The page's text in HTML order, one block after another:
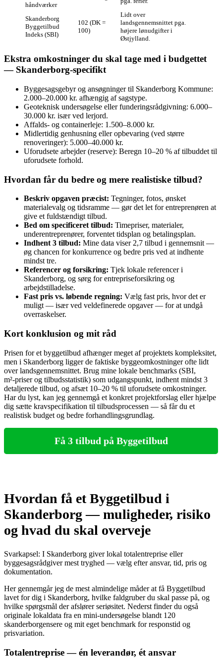
håndværker
Skanderborg
Byggetilbud
Indeks (SBI)
102 (DK =
100)
Lidt over
landsgennemsnittet pga.
højere lønudgifter i
Østjylland.
Ekstra omkostninger du skal tage med i budgettet
— Skanderborg‑specifikt
Byggesagsgebyr og ansøgninger til Skanderborg Kommune:
2.000–20.000 kr. afhængig af sagstype.
Geoteknisk undersøgelse eller funderingsrådgivning: 6.000–
30.000 kr. især ved lerjord.
Affalds- og containerleje: 1.500–8.000 kr.
Midlertidig genhusning eller opbevaring (ved større
renoveringer): 5.000–40.000 kr.
Uforudsete arbejder (reserve): Beregn 10–20 % af tilbuddet til
uforudsete forhold.
Hvordan får du bedre og mere realistiske tilbud?
Beskriv opgaven præcist: Tegninger, fotos, ønsket
materialevalg og tidsramme — gør det let for entreprenøren at
give et fuldstændigt tilbud.
Bed om specificeret tilbud: Timepriser, materialer,
underentreprenører, forventet tidsplan og betalingsplan.
Indhent 3 tilbud: Mine data viser 2,7 tilbud i gennemsnit —
øg chancen for konkurrence og bedre pris ved at indhente
mindst tre.
Referencer og forsikring: Tjek lokale referencer i
Skanderborg, og sørg for entrepriseforsikring og
arbejdstilladelse.
Fast pris vs. løbende regning: Vælg fast pris, hvor det er
muligt — især ved veldefinerede opgaver — for at undgå
overraskelser.
Kort konklusion og mit råd
Prisen for et byggetilbud afhænger meget af projektets kompleksitet,
men i Skanderborg ligger de faktiske byggeomkostninger ofte lidt
over landsgennemsnittet. Brug mine lokale benchmarks (SBI,
m²‑priser og tilbudsstatistik) som udgangspunkt, indhent mindst 3
detaljerede tilbud, og afsæt 10–20 % til uforudsete omkostninger.
Har du lyst, kan jeg gennemgå et konkret projektforslag eller hjælpe
dig sætte kravspecifikation til tilbudsprocessen — så får du et
realistisk budget og bedre forhandlingsgrundlag.
Få 3 tilbud på Byggetilbud
Hvordan få et Byggetilbud i
Skanderborg — muligheder, risiko
og hvad du skal overveje
Svarkapsel: I Skanderborg giver lokal totalentreprise eller
byggesagsrådgiver mest tryghed — vælg efter ansvar, tid, pris og
dokumentation.
Her gennemgår jeg de mest almindelige måder at få Byggetilbud
lavet for dig i Skanderborg, hvilke faldgruber du skal passe på, og
hvilke spørgsmål der afslører seriøsitet. Nederst finder du også
originale lokaldata fra en mini‑undersøgelse blandt 120
skanderborgensere og mit eget benchmark for responstid og
prisvariation.
Totalentreprise — én leverandør, ét ansvar